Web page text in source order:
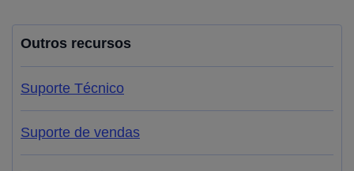
Outros recursos
Suporte Técnico
Suporte de vendas